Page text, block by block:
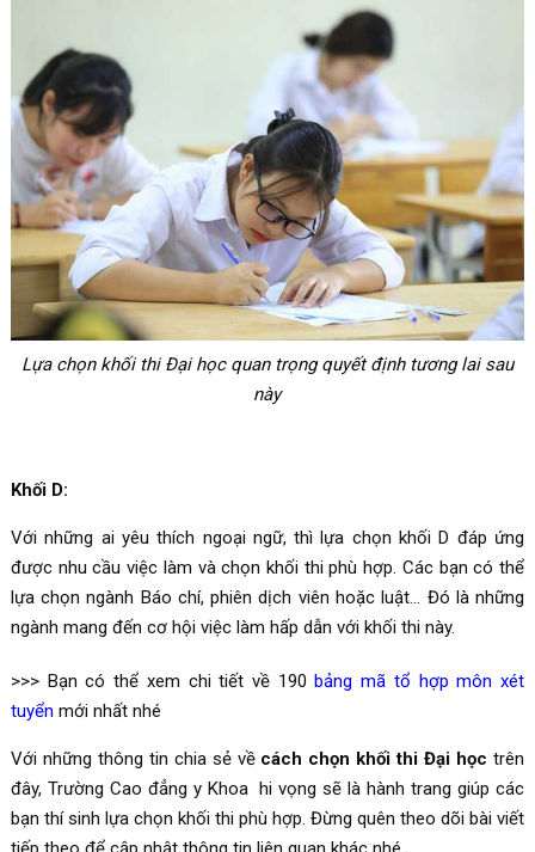
Lựa chọn khối thi Đại học quan trọng quyết định tương lai sau
này
Khối D:
Với những ai yêu thích ngoại ngữ, thì lựa chọn khối D đáp ứng
được nhu cầu việc làm và chọn khối thi phù hợp. Các bạn có thể
lựa chọn ngành Báo chí, phiên dịch viên hoặc luật… Đó là những
ngành mang đến cơ hội việc làm hấp dẫn với khối thi này.
>>> Bạn có thể xem chi tiết về 190bảng mã tổ hợp môn xét
tuyển mới nhất nhé
Với những thông tin chia sẻ về cách chọn khối thi Đại học trên
đây, Trường Cao đẳng y Khoa hi vọng sẽ là hành trang giúp các
bạn thí sinh lựa chọn khối thi phù hợp. Đừng quên theo dõi bài viết